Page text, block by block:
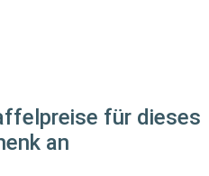
für dieses
an